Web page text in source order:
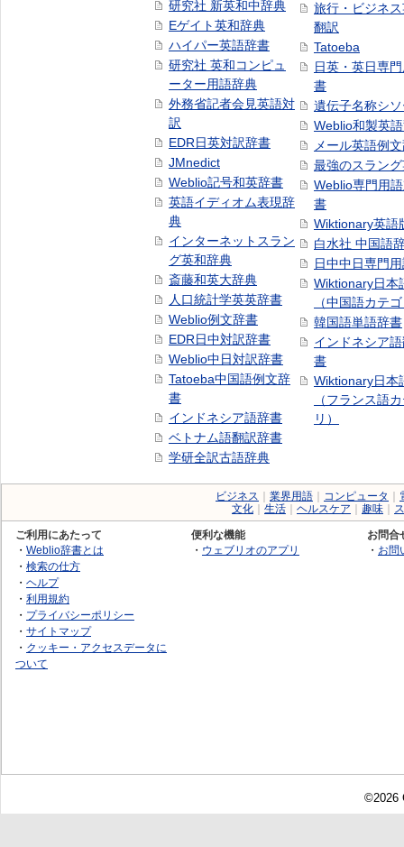
研究社 新英和中辞典
Eゲイト英和辞典
ハイパー英語辞書
研究社 英和コンピュ
ーター用語辞典
外務省記者会見英語対
訳
EDR日英対訳辞書
JMnedict
Weblio記号和英辞書
英語イディオム表現辞
典
インターネットスラン
グ英和辞典
斎藤和英大辞典
人口統計学英英辞書
Weblio例文辞書
EDR日中対訳辞書
Weblio中日対訳辞書
Tatoeba中国語例文辞
書
インドネシア語辞書
ベトナム語翻訳辞書
学研全訳古語辞典
旅行・ビジネ
翻訳
Tatoeba
日英・英日専
書
遺伝子名称シ
Weblio和製英
メール英語例
最強のスラン
Weblio専門用
書
Wiktionary英語
白水社 中国語
日中中日専門
Wiktionary日本
（中国語カテ
韓国語単語辞書
インドネシア
書
Wiktionary日本
（フランス語
リ）
ビジネス 業界用語 コンピュータ
文化
生活 ヘルスケア 趣味
ご利用にあたって
・ Weblio辞書とは
・ 検索の仕方
・ ヘルプ
・ 利用規約
・ プライバシーポリシー
・ サイトマップ
・ クッキー・アクセスデータに
ついて
便利な機能
・ ウェブリオのアプリ
お問合
・ お問
©2026